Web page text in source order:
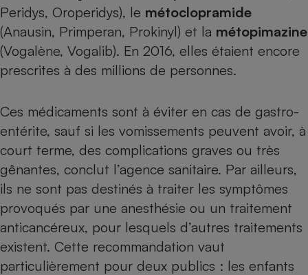
Peridys, Oroperidys), le métoclopramide
(Anausin, Primperan, Prokinyl) et la métopimazine
(Vogalène, Vogalib). En 2016, elles étaient encore
prescrites à des millions de personnes.
Ces médicaments sont à éviter en cas de gastro-
entérite, sauf si les vomissements peuvent avoir, à
court terme, des complications graves ou très
gênantes, conclut l’agence sanitaire. Par ailleurs,
ils ne sont pas destinés à traiter les symptômes
provoqués par une anesthésie ou un traitement
anticancéreux, pour lesquels d’autres traitements
existent. Cette recommandation vaut
particulièrement pour deux publics : les enfants
alimentaire
bouteille
Assurance emprunteur
Banque
Lave-linge
Téléviseur
Matelas
Radiateur électrique
Mutuelle
Antimoustique